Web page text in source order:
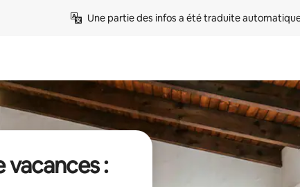
Une partie des infos a été traduite
vacances :